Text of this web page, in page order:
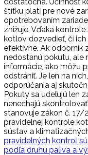
štítku platí pre nové
opotrebovaním
znižuje. Vďaka
kotlov dozvedieť, či ich
efektívne. Ak odborník
nedostanú pokutu, ale
informácie, ako môžu
odstrániť. Je len na
odporúčania aj
Pokuty sa udeľujú len
nenechajú
stanovuje zákon č. 17/
pravidelnej kontrole
sústav a
pravidelných kontrol
podľa druhu paliva a